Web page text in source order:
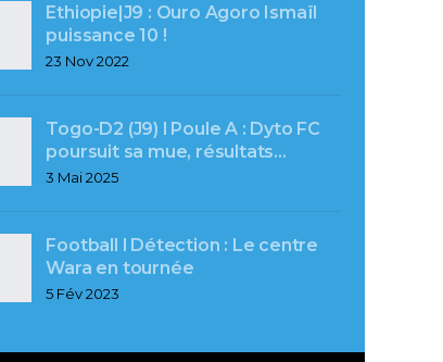
Ethiopie|J9 : Ouro Agoro Ismaïl
puissance 10 !
23 Nov 2022
Togo-D2 (J9) l Poule A : Dyto FC
poursuit sa mue, résultats…
3 Mai 2025
Football l Détection : Le centre
Wara en tournée
5 Fév 2023